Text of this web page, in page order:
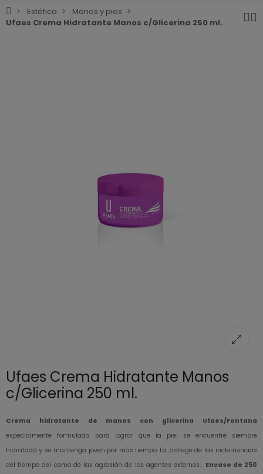
Estética
Manos y pies
Ufaes Crema Hidratante Manos c/Glicerina 250 ml.
Ufaes Crema Hidratante Manos
c/Glicerina 250 ml.
Crema hidratante de manos con glicerina Ufaes/Fontana
especialmente formulada para lograr que la piel se encuentre siempre
hidratada y se mantenga joven por más tiempo. La protege de las inclemencias
del tiempo así como de las agresión de los agentes externos. Envase de 250